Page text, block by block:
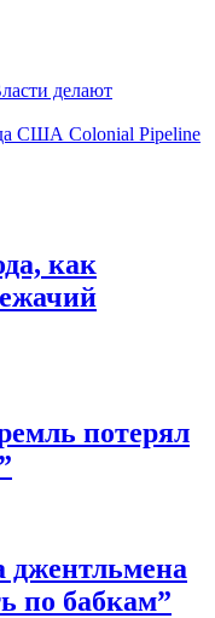
делают
США Colonial Pipeline
как
потерял
по бабкам”